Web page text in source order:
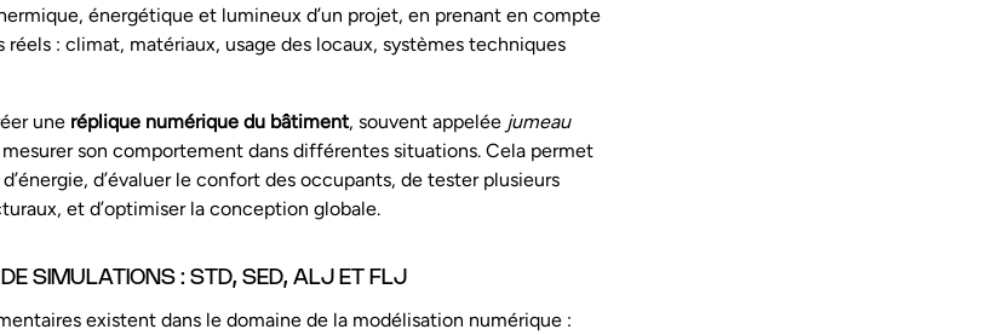
énergétique et lumineux d’un projet, en prenant en compte
: climat, matériaux, usage des locaux, systèmes techniques
une réplique numérique du bâtiment, souvent appelée jumeau
son comportement dans différentes situations. Cela permet
d’évaluer le confort des occupants, de tester plusieurs
et d’optimiser la conception globale.
SIMULATIONS : STD, SED, ALJ ET FLJ
existent dans le domaine de la modélisation numérique :